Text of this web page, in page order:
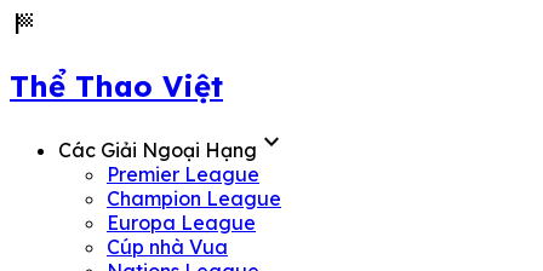
sports_score
Thể Thao Việt
Các Giải Ngoại Hạng expand_more
Premier League
Champion League
Europa League
Cúp nhà Vua